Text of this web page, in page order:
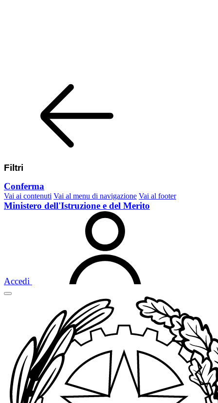
Filtri
Conferma
Vai ai contenuti Vai al menu di navigazione Vai al footer
Ministero dell'Istruzione e del Merito
Accedi